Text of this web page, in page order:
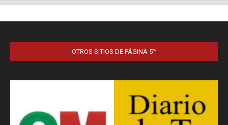
OTROS SITIOS DE PÁGINA 5™